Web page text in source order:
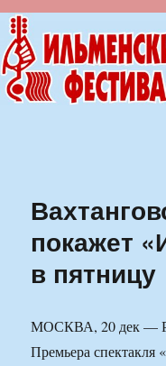
Ильменский
покажет
в пятницу
МОСКВА, 20 дек —
Премьера спектакля